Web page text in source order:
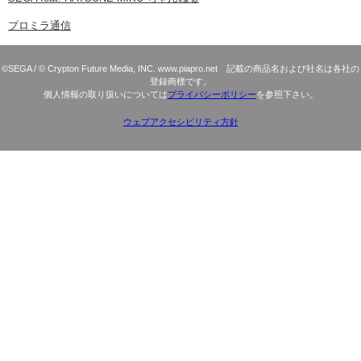
プロミラ通信
©SEGA / © Crypton Future Media, INC. www.piapro.net 記載の商品名および社名は各社の
登録商標です。
個人情報の取り扱いについてはプライバシーポリシーを参照下さい。
ウェブアクセシビリティ方針